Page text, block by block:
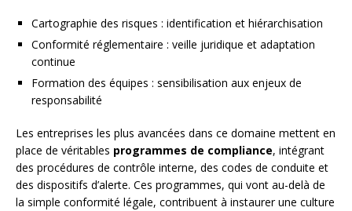
Cartographie des risques : identification et hiérarchisation
Conformité réglementaire : veille juridique et adaptation
continue
Formation des équipes : sensibilisation aux enjeux de
responsabilité
Les entreprises les plus avancées dans ce domaine mettent en
place de véritables programmes de compliance, intégrant
des procédures de contrôle interne, des codes de conduite et
des dispositifs d’alerte. Ces programmes, qui vont au-delà de
la simple conformité légale, contribuent à instaurer une culture